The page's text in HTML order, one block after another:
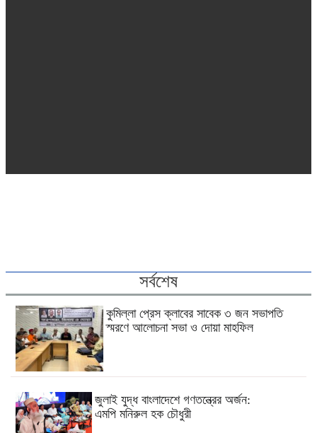
সর্বশেষ
কুমিল্লা প্রেস ক্লাবের সাবেক ৩ জন সভাপতি
স্মরণে আলোচনা সভা ও দোয়া মাহফিল
জুলাই যুদ্ধ বাংলাদেশে গণতন্ত্রের অর্জন:
এমপি মনিরুল হক চৌধুরী